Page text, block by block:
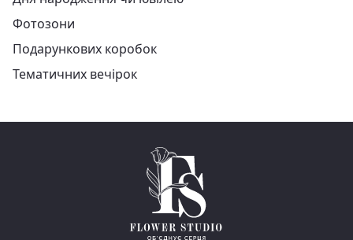
Фотозони
Подарункових коробок
Тематичних вечірок